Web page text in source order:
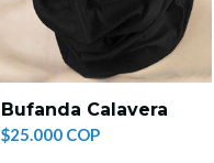
Bufanda Calavera
$25.000 COP